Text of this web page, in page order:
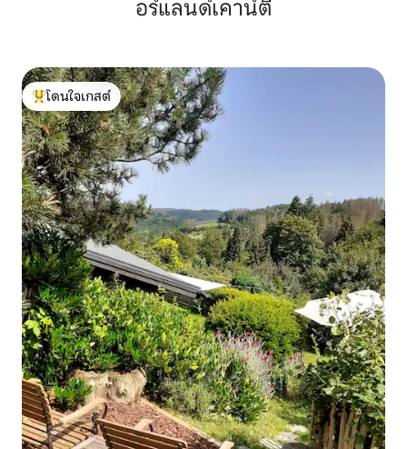
อร์แลนด์เคาน์ตี
โดนใจเกสต์ที่สุด
โดนใจเกสต์